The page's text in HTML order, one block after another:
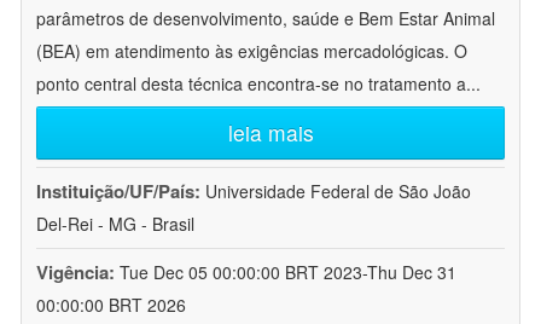
parâmetros de desenvolvimento, saúde e Bem Estar Animal
(BEA) em atendimento às exigências mercadológicas. O
ponto central desta técnica encontra-se no tratamento a...
leia mais
Instituição/UF/País: Universidade Federal de São João
Del-Rei - MG - Brasil
Vigência: Tue Dec 05 00:00:00 BRT 2023-Thu Dec 31
00:00:00 BRT 2026